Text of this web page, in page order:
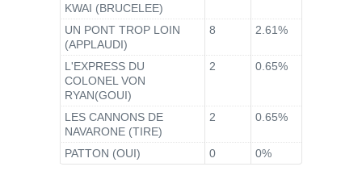
KWAI (BRUCELEE)
UN PONT TROP LOIN
(APPLAUDI)
8 2.61%
L'EXPRESS DU
COLONEL VON
RYAN(GOUI)
2 0.65%
LES CANNONS DE
NAVARONE (TIRE)
2 0.65%
PATTON (OUI) 0 0%